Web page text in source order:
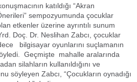
katıldığı “Akran
sempozyumunda çocuklar
etkenler üzerine ayrıntılı sunum
Doç. Dr. Neslihan Zabcı, çocuklar
bilgisayar oyunlarını suçlamanın
Geçmişte mahalle aralarında
silahların kullanıldığını ve
söyleyen Zabcı, “Çocukların oynadığı